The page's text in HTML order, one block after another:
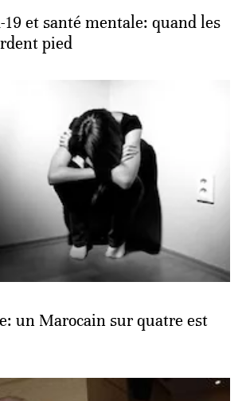
19 et santé mentale: quand les
pied
un Marocain sur quatre est